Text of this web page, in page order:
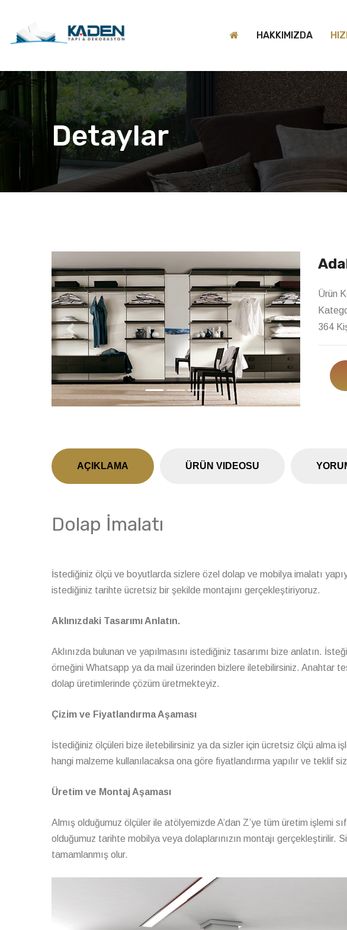
HAKKIMIZDA
Detaylar
Previous Next
Ürün
364
AÇIKLAMA ÜRÜN VIDEOSU
Dolap İmalatı
İstediğiniz ölçü ve boyutlarda sizlere özel dolap ve mobilya imalatı
istediğiniz tarihte ücretsiz bir şekilde montajını gerçekleştiriyoruz.
Aklınızdaki Tasarımı Anlatın.
Aklınızda bulunan ve yapılmasını istediğiniz tasarımı bize anlatın.
örneğini Whatsapp ya da mail üzerinden bizlere iletebilirsiniz. Anahtar
dolap üretimlerinde çözüm üretmekteyiz.
Çizim ve Fiyatlandırma Aşaması
İstediğiniz ölçüleri bize iletebilirsiniz ya da sizler için ücretsiz ölçü alma
hangi malzeme kullanılacaksa ona göre fiyatlandırma yapılır ve teklif
Üretim ve Montaj Aşaması
Almış olduğumuz ölçüler ile atölyemizde A’dan Z’ye tüm üretim işlemi
olduğumuz tarihte mobilya veya dolaplarınızın montajı gerçekleştirilir.
tamamlanmış olur.